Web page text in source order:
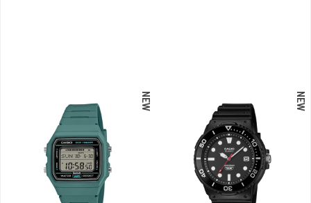
NEW NEW